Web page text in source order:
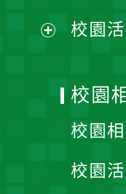
單
校園
校園
校園
校園